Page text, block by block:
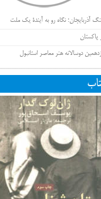
آذربایجان؛ نگاه رو به آیندۀ یک ملت
دوسالانه هنر معاصر استانبول